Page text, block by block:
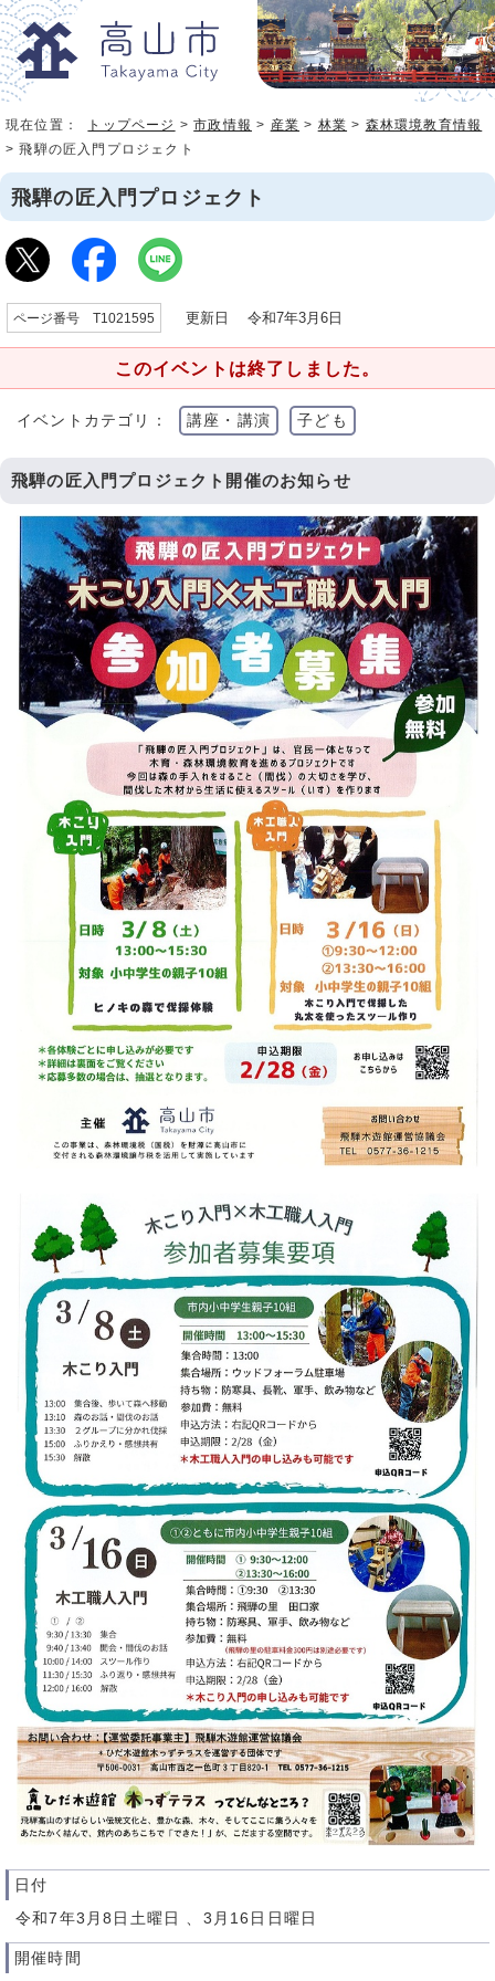
現在位置： トップページ >市政情報 > 産業 > 林業 > 森林環境教育情報
> 飛騨の匠入門プロジェクト
飛騨の匠入門プロジェクト
ページ番号 T1021595 更新日 令和7年3月6日
このイベントは終了しました。
イベントカテゴリ： 講座・講演 子ども
飛騨の匠入門プロジェクト開催のお知らせ
日付
令和7年3月8日土曜日 、3月16日日曜日
開催時間